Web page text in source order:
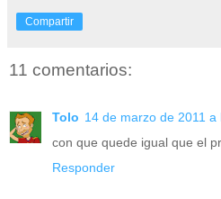
Compartir
11 comentarios:
Tolo 14 de marzo de 2011 a
con que quede igual que el
Responder